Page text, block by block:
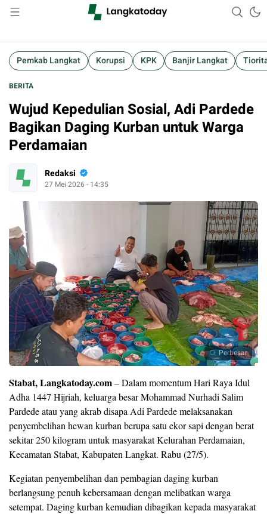
Langkatoday.com
Suara Lokal, Informasi Global
Pemkab Langkat Korupsi KPK Banjir Langkat
BERITA
Wujud Kepedulian Sosial, Adi Pardede
Bagikan Daging Kurban untuk Warga
Perdamaian
Redaksi
27 Mei 2026 - 14:35
Perbesar
Stabat, Langkatoday.com– Dalam momentum Hari Raya Idul
Adha 1447 Hijriah, keluarga besar Mohammad Nurhadi Salim
Pardede atau yang akrab disapa Adi Pardede melaksanakan
penyembelihan hewan kurban berupa satu ekor sapi dengan berat
sekitar 250 kilogram untuk masyarakat Kelurahan Perdamaian,
Kecamatan Stabat, Kabupaten Langkat. Rabu (27/5).
Kegiatan penyembelihan dan pembagian daging kurban
berlangsung penuh kebersamaan dengan melibatkan warga
setempat. Daging kurban kemudian dibagikan kepada masyarakat